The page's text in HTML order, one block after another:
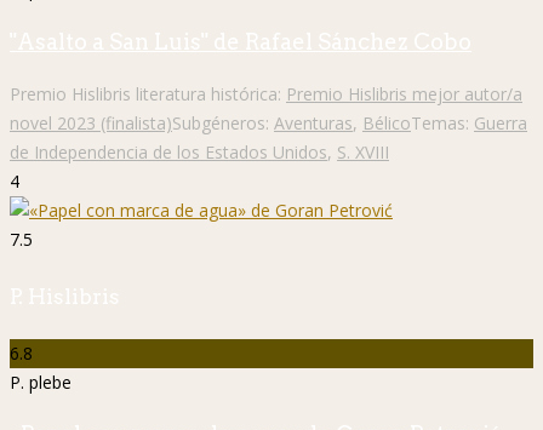
"Asalto a San Luis" de Rafael Sánchez Cobo
Premio Hislibris literatura histórica: Premio Hislibris mejor autor/a
novel 2023 (finalista)Subgéneros: Aventuras, BélicoTemas: Guerra
de Independencia de los Estados Unidos, S. XVIII
4
7.5
P. Hislibris
6.8
P. plebe